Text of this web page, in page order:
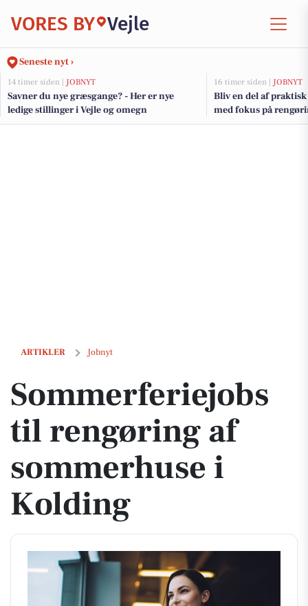
VORES BY Vejle
Seneste nyt ›
14 timer siden | JOBNYT
Savner du nye græsgange? - Her er nye
ledige stillinger i Vejle og omegn
16 timer siden | JOBNYT
Bliv en del af
med fokus på
hverdagsforbedringer
ARTIKLER Jobnyt
Sommerferiejobs til rengøring af sommerhuse i Kolding
Sommerferiejobs
til rengøring af
sommerhuse i
Kolding